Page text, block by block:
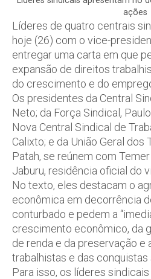
ações
Líderes de quatro centrais
hoje (26) com o vice-
entregar uma carta em que
expansão de direitos
do crescimento e do
Os presidentes da Central
Neto; da Força Sindical,
Nova Central Sindical de
Calixto; e da União Geral dos
Patah, se reúnem com
Jaburu, residência oficial do
No texto, eles destacam o
econômica em decorrência
conturbado e pedem a
crescimento econômico, da
de renda e da preservação
trabalhistas e das conquistas
Para isso, os líderes